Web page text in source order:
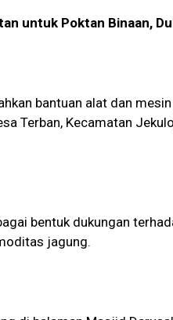
untuk Poktan Binaan,
bantuan alat dan
Terban, Kecamatan
bentuk dukungan
jagung.